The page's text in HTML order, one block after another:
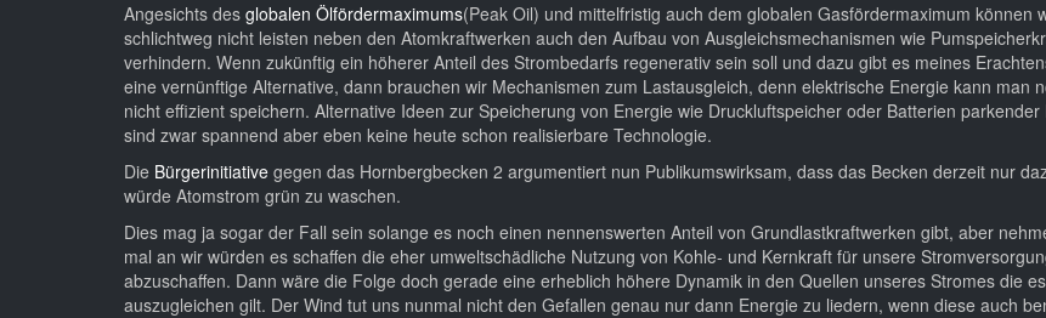
Angesichts des globalen Ölfördermaximums(Peak Oil) und mittelfristig auch dem globalen Gasfördermaximum können
schlichtweg nicht leisten neben den Atomkraftwerken auch den Aufbau von Ausgleichsmechanismen wie
verhindern. Wenn zukünftig ein höherer Anteil des Strombedarfs regenerativ sein soll und dazu gibt es meines
eine vernünftige Alternative, dann brauchen wir Mechanismen zum Lastausgleich, denn elektrische Energie kann man
nicht effizient speichern. Alternative Ideen zur Speicherung von Energie wie Druckluftspeicher oder Batterien parkender
sind zwar spannend aber eben keine heute schon realisierbare Technologie.
Die Bürgerinitiative gegen das Hornbergbecken 2 argumentiert nun Publikumswirksam, dass das Becken derzeit nur
würde Atomstrom grün zu waschen.
Dies mag ja sogar der Fall sein solange es noch einen nennenswerten Anteil von Grundlastkraftwerken gibt, aber
mal an wir würden es schaffen die eher umweltschädliche Nutzung von Kohle- und Kernkraft für unsere
abzuschaffen. Dann wäre die Folge doch gerade eine erheblich höhere Dynamik in den Quellen unseres Stromes die
auszugleichen gilt. Der Wind tut uns nunmal nicht den Gefallen genau nur dann Energie zu liedern, wenn diese auch